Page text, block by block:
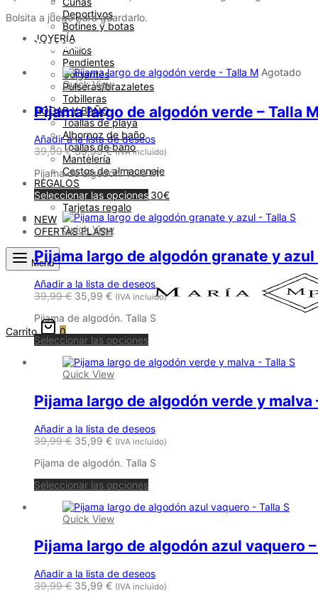
Deportivos
Botines y botas
JOYERÍA
Anillos
Pendientes
Colgantes
Pulseras/brazaletes
Tobilleras
HOGAR Y BAÑO
Toallas de playa
Albornoz de baño
Toallas de baño
Mantelería
Cestos de almacenaje
REGALOS
Regalos menos de 30€
Tarjetas regalo
NEW
OFERTAS FLASH
Menu
Carrito 0
Bolsita a juego para guardarlo.
Productos relacionados
Agotado
Quick View
Pijama largo de algodón verde – Talla M
Añadir a la lista de deseos
39,99€ 35,99€ (IVA incluido)
Pijama de algodón. Talla M
Seleccionar las opciones
Quick View
Pijama largo de algodón granate y azul
Añadir a la lista de deseos
39,99€ 35,99 € (IVA incluido)
Pijama de algodón. Talla S
Seleccionar las opciones
Quick View
Pijama largo de algodón verde y malva
Añadir a la lista de deseos
39,99€ 35,99 € (IVA incluido)
Pijama de algodón. Talla S
Seleccionar las opciones
Quick View
Pijama largo de algodón azul vaquero –
Añadir a la lista de deseos
39,99€ 35,99 € (IVA incluido)